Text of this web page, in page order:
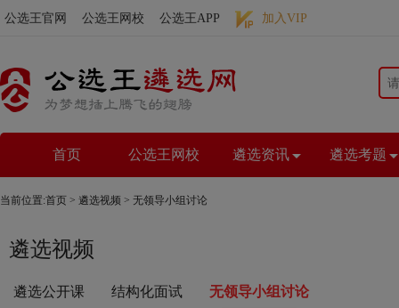
公选王官网 公选王网校 公选王APP 加入VIP
首页 公选王网校 遴选资讯 遴选考题
当前位置:首页 > 遴选视频 > 无领导小组讨论
遴选视频
遴选公开课 结构化面试 无领导小组讨论